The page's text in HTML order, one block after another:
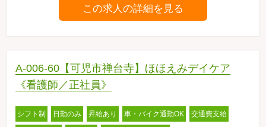
この求人の詳細を見る
A-006-60【可児市禅台寺】ほほえみデイケア
《看護師／正社員》
シフト制 日勤のみ 昇給あり 車・バイク通勤OK 交通費支給